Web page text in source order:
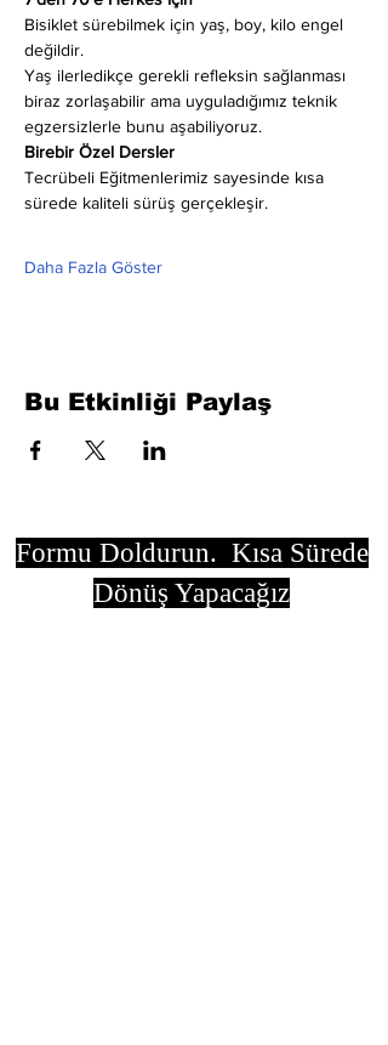
Bisiklet sürebilmek için yaş, boy, kilo engel
değildir.
Yaş ilerledikçe gerekli refleksin sağlanması
biraz zorlaşabilir ama uyguladığımız teknik
egzersizlerle bunu aşabiliyoruz.
Birebir Özel Dersler
Tecrübeli Eğitmenlerimiz sayesinde kısa
sürede kaliteli sürüş gerçekleşir.
Daha Fazla Göster
Bu Etkinliği Paylaş
Formu Doldurun. Kısa Sürede
Dönüş Yapacağız